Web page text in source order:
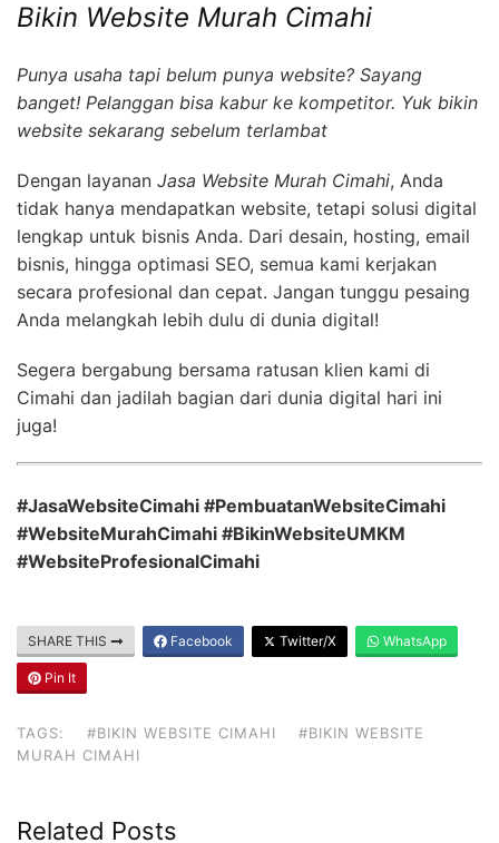
Bikin Website Murah Cimahi
Punya usaha tapi belum punya website? Sayang
banget! Pelanggan bisa kabur ke kompetitor. Yuk bikin
website sekarang sebelum terlambat
Dengan layanan Jasa Website Murah Cimahi, Anda
tidak hanya mendapatkan website, tetapi solusi digital
lengkap untuk bisnis Anda. Dari desain, hosting, email
bisnis, hingga optimasi SEO, semua kami kerjakan
secara profesional dan cepat. Jangan tunggu pesaing
Anda melangkah lebih dulu di dunia digital!
Segera bergabung bersama ratusan klien kami di
Cimahi dan jadilah bagian dari dunia digital hari ini
juga!
#JasaWebsiteCimahi #PembuatanWebsiteCimahi
#WebsiteMurahCimahi #BikinWebsiteUMKM
#WebsiteProfesionalCimahi
SHARE THIS Facebook Twitter/X WhatsApp
Pin It
TAGS: #BIKIN WEBSITE CIMAHI
#BIKIN WEBSITE
MURAH CIMAHI
Related Posts